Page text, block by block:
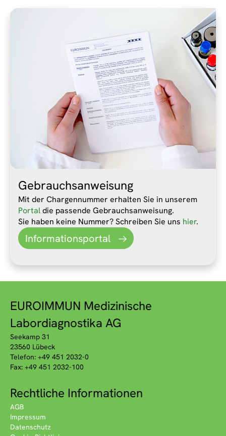
Gebrauchsanweisung
Mit der Chargennummer erhalten Sie in unserem
Portaldie passende Gebrauchsanweisung.
Sie haben keine Nummer? Schreiben Sie uns hier.
Informationsportal
EUROIMMUN Medizinische
Labordiagnostika AG
Seekamp 31
23560 Lübeck
Telefon: +49 451 2032-0
Fax: +49 451 2032-100
Rechtliche Informationen
AGB
Impressum
Datenschutz